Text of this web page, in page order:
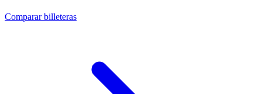
Comparar billeteras